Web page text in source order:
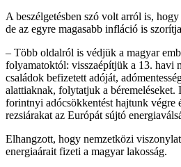
A beszélgetésben szó volt arról is,
de az egyre magasabb infláció is
– Több oldalról is védjük a magyar
folyamatoktól: visszaépítjük a 13. havi
családok befizetett adóját,
alattiaknak, folytatjuk a
forintnyi adócsökkentést hajtunk végre
rezsiárakat az Európát sújtó
Elhangzott, hogy nemzetközi
energiaárait fizeti a magyar lakosság.